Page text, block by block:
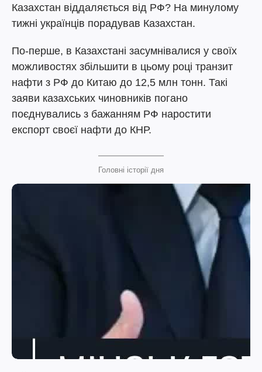
Казахстан віддаляється від РФ? На минулому
тижні українців порадував Казахстан.
По-перше, в Казахстані засумнівалися у своїх
можливостях збільшити в цьому році транзит
нафти з РФ до Китаю до 12,5 млн тонн. Такі
заяви казахських чиновників погано
поєднувались з бажанням РФ наростити
експорт своєї нафти до КНР.
Головні історії дня